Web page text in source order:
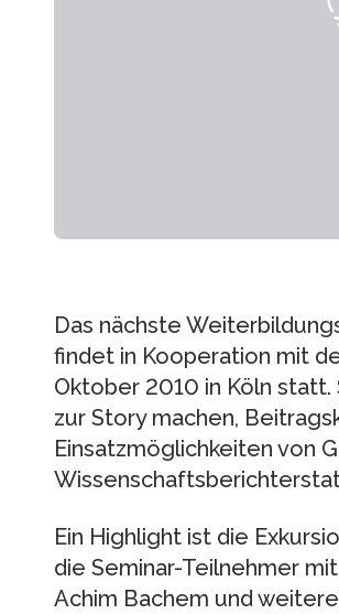
Das nächste
findet in Kooperation mit
Oktober 2010 in Köln
zur Story machen,
Einsatzmöglichkeiten von
Ein Highlight ist die
die Seminar-Teilnehmer
Achim Bachem und